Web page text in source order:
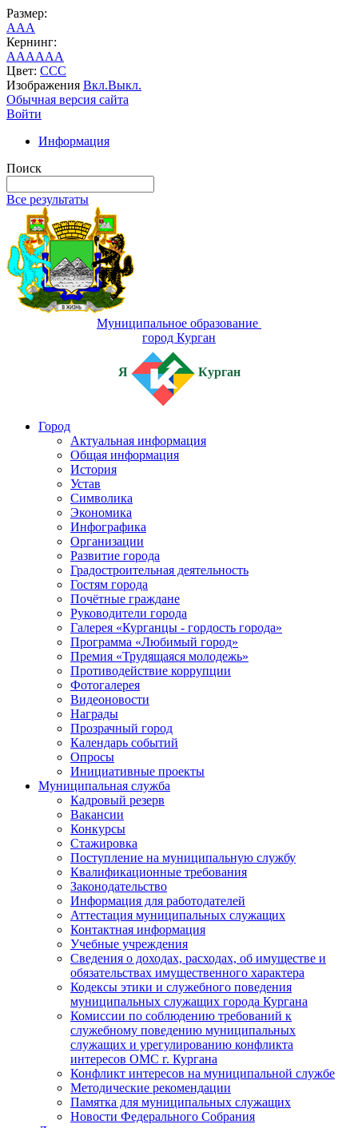
Размер:
AAA
Кернинг:
AAAAAA
Цвет: CCC
Изображения Вкл.Выкл.
Обычная версия сайта
Войти
Информация
Поиск
Все результаты
Муниципальное образование
город Курган
Я Курган
Город
Актуальная информация
Общая информация
История
Устав
Символика
Экономика
Инфографика
Организации
Развитие города
Градостроительная деятельность
Гостям города
Почётные граждане
Руководители города
Галерея «Курганцы - гордость города»
Программа «Любимый город»
Премия «Трудящаяся молодежь»
Противодействие коррупции
Фотогалерея
Видеоновости
Награды
Прозрачный город
Календарь событий
Опросы
Инициативные проекты
Муниципальная служба
Кадровый резерв
Вакансии
Конкурсы
Стажировка
Поступление на муниципальную службу
Квалификационные требования
Законодательство
Информация для работодателей
Аттестация муниципальных служащих
Контактная информация
Учебные учреждения
Сведения о доходах, расходах, об имуществе и
обязательствах имущественного характера
Кодексы этики и служебного поведения
муниципальных служащих города Кургана
Комиссии по соблюдению требований к
служебному поведению муниципальных
служащих и урегулированию конфликта
интересов ОМС г. Кургана
Конфликт интересов на муниципальной службе
Методические рекомендации
Памятка для муниципальных служащих
Новости Федерального Cобрания